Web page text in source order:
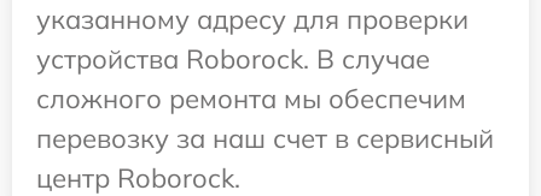
указанному адресу для проверки
устройства Roborock. В случае
сложного ремонта мы обеспечим
перевозку за наш счет в сервисный
центр Roborock.